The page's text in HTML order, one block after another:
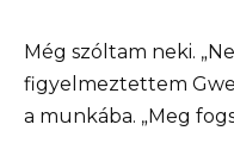
Még szóltam neki.
figyelmeztettem
a munkába. „Meg